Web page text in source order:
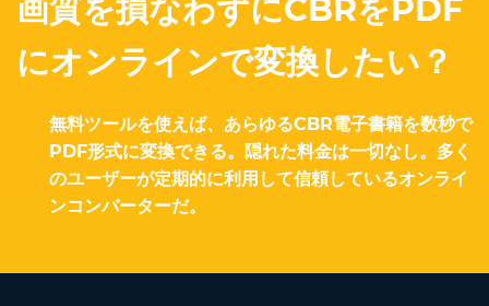
画質を損なわずにCBRをPDF
にオンラインで変換したい？
無料ツールを使えば、あらゆるCBR電子書籍を数秒で
PDF形式に変換できる。隠れた料金は一切なし。多く
のユーザーが定期的に利用して信頼しているオンライ
ンコンバーターだ。